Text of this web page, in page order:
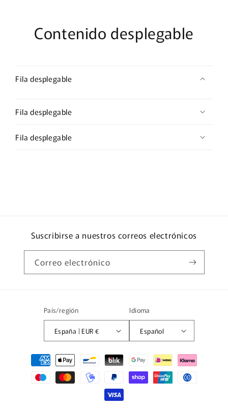
Contenido desplegable
Fila desplegable
Fila desplegable
Fila desplegable
Suscribirse a nuestros correos electrónicos
Correo electrónico
País/región
España | EUR €
Idioma
Español
Formas